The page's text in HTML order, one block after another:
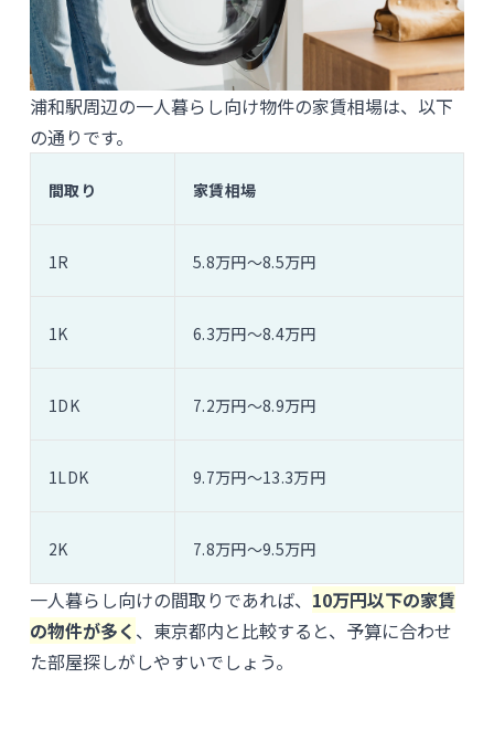
浦和駅周辺の一人暮らし向け物件の家賃相場は、以下
の通りです。
間取り 家賃相場
1R 5.8万円〜8.5万円
1K 6.3万円〜8.4万円
1DK 7.2万円〜8.9万円
1LDK 9.7万円〜13.3万円
2K 7.8万円〜9.5万円
一人暮らし向けの間取りであれば、 10万円以下の家賃
の物件が多く 、東京都内と比較すると、予算に合わせ
た部屋探しがしやすいでしょう。